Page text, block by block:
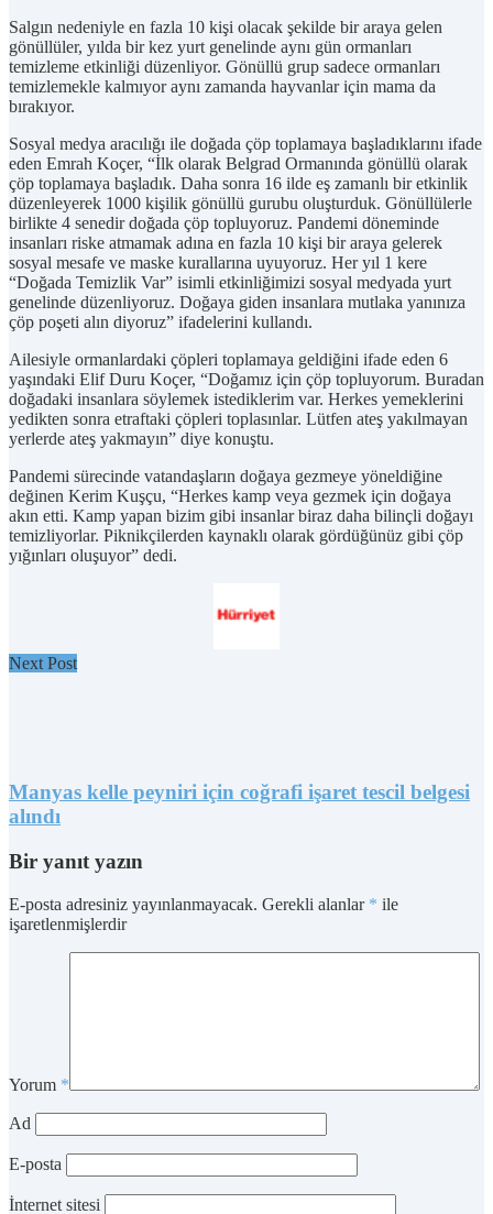
Salgın nedeniyle en fazla 10 kişi olacak şekilde bir araya gelen
gönüllüler, yılda bir kez yurt genelinde aynı gün ormanları
temizleme etkinliği düzenliyor. Gönüllü grup sadece ormanları
temizlemekle kalmıyor aynı zamanda hayvanlar için mama da
bırakıyor.
Sosyal medya aracılığı ile doğada çöp toplamaya başladıklarını ifade
eden Emrah Koçer, “İlk olarak Belgrad Ormanında gönüllü olarak
çöp toplamaya başladık. Daha sonra 16 ilde eş zamanlı bir etkinlik
düzenleyerek 1000 kişilik gönüllü gurubu oluşturduk. Gönüllülerle
birlikte 4 senedir doğada çöp topluyoruz. Pandemi döneminde
insanları riske atmamak adına en fazla 10 kişi bir araya gelerek
sosyal mesafe ve maske kurallarına uyuyoruz. Her yıl 1 kere
“Doğada Temizlik Var” isimli etkinliğimizi sosyal medyada yurt
genelinde düzenliyoruz. Doğaya giden insanlara mutlaka yanınıza
çöp poşeti alın diyoruz” ifadelerini kullandı.
Ailesiyle ormanlardaki çöpleri toplamaya geldiğini ifade eden 6
yaşındaki Elif Duru Koçer, “Doğamız için çöp topluyorum. Buradan
doğadaki insanlara söylemek istediklerim var. Herkes yemeklerini
yedikten sonra etraftaki çöpleri toplasınlar. Lütfen ateş yakılmayan
yerlerde ateş yakmayın” diye konuştu.
Pandemi sürecinde vatandaşların doğaya gezmeye yöneldiğine
değinen Kerim Kuşçu, “Herkes kamp veya gezmek için doğaya
akın etti. Kamp yapan bizim gibi insanlar biraz daha bilinçli doğayı
temizliyorlar. Piknikçilerden kaynaklı olarak gördüğünüz gibi çöp
yığınları oluşuyor” dedi.
Next Post
Manyas kelle peyniri için coğrafi işaret tescil belgesi
alındı
Bir yanıt yazın
E-posta adresiniz yayınlanmayacak. Gerekli alanlar * ile
işaretlenmişlerdir
Yorum *
Ad
E-posta
İnternet sitesi